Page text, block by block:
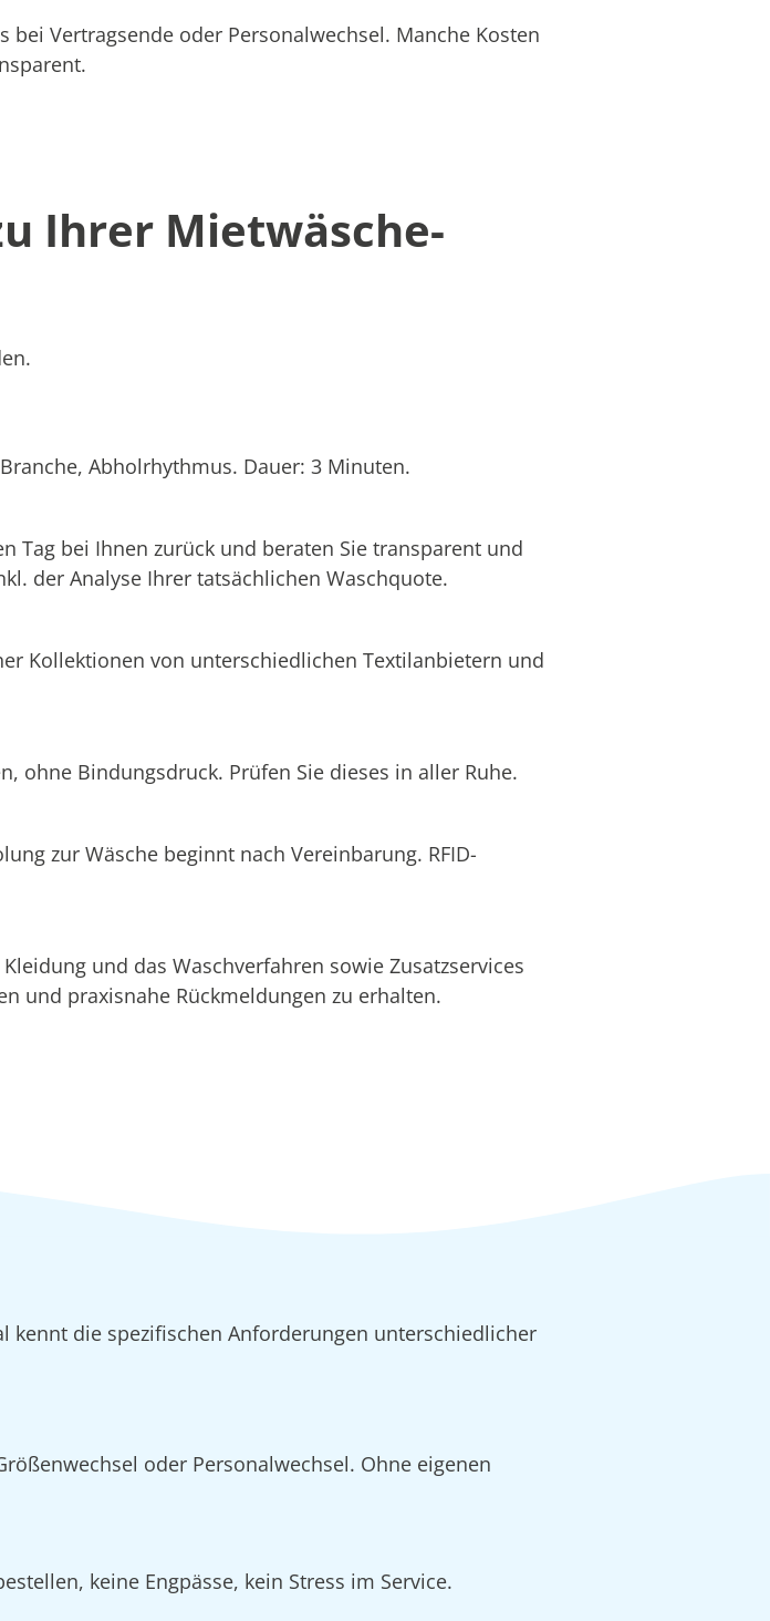
Vertragsende oder Personalwechsel. Manche Kosten
Ihrer Mietwäsche-
Abholrhythmus. Dauer: 3 Minuten.
Tag bei Ihnen zurück und beraten Sie transparent und
der Analyse Ihrer tatsächlichen Waschquote.
Kollektionen von unterschiedlichen Textilanbietern und
ohne Bindungsdruck. Prüfen Sie dieses in aller Ruhe.
zur Wäsche beginnt nach Vereinbarung. RFID-
und das Waschverfahren sowie Zusatzservices
und praxisnahe Rückmeldungen zu erhalten.
kennt die spezifischen Anforderungen unterschiedlicher
oder Personalwechsel. Ohne eigenen
keine Engpässe, kein Stress im Service.